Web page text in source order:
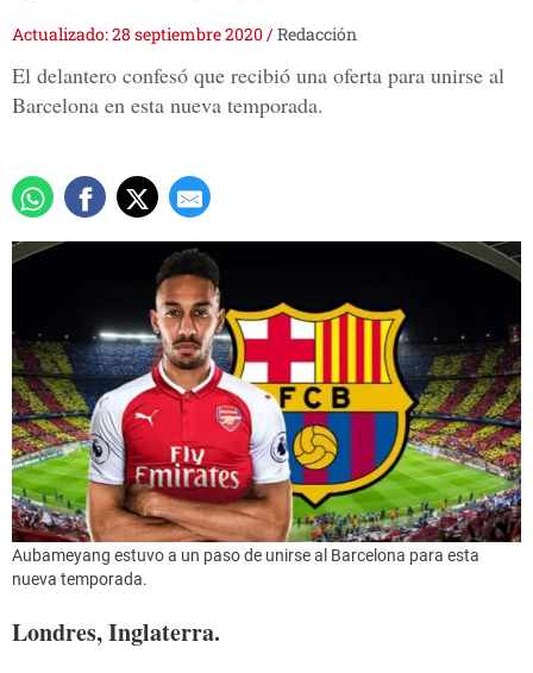
Actualizado: 28 septiembre 2020/Redacción
El delantero confesó que recibió una oferta para unirse al
Barcelona en esta nueva temporada.
Aubameyang estuvo a un paso de unirse al Barcelona para esta
nueva temporada.
Londres, Inglaterra.